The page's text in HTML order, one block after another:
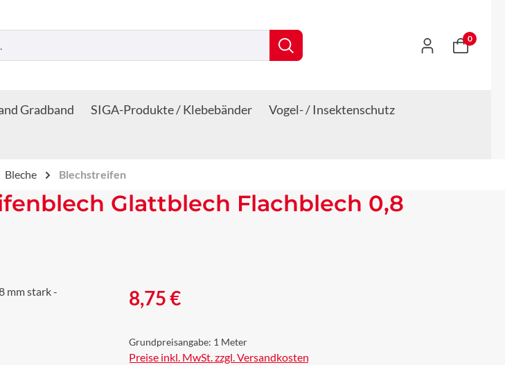
0
Gradband SIGA-Produkte / Klebebänder
Vogel- / Insektenschutz
Bleche Blechstreifen
Glattblech Flachblech 0,8
Regulärer Preis:
8,75 €
Grundpreisangabe: 1 Meter
Preise inkl. MwSt. zzgl. Versandkosten